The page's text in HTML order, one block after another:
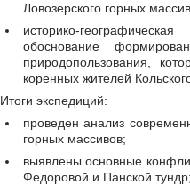
Ловозерского горных
историко-
обоснование
природопользования,
коренных жителей
Итоги экспедиций:
проведен анализ
горных массивов;
выявлены основные
Федоровой и Панской тундр;